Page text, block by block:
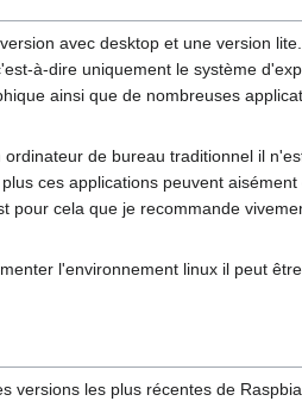
avec desktop et une version
à-dire uniquement le système
ainsi que de nombreuses
de bureau traditionnel il
ces applications peuvent
cela que je recommande
l'environnement linux il peut
versions les plus récentes de